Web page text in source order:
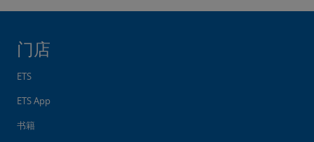
门店
ETS
ETS App
书籍